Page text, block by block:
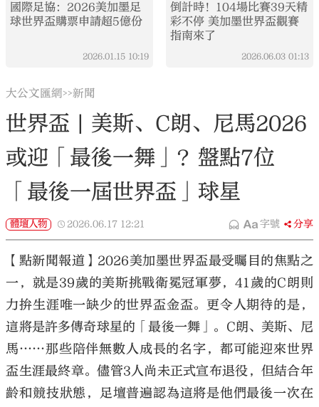
國際足協：2026美加墨足
球世界盃購票申請超5億份
2026.01.15 10:19
倒計時！104場比賽39天精
彩不停 美加墨世界盃觀賽
指南來了
2026.06.03 01:13
大公文匯網>>新聞
世界盃 | 美斯、C朗、尼馬2026
或迎「最後一舞」？盤點7位
「最後一屆世界盃」球星
體壇人物 2026.06.17 12:21 字號 分享
【點新聞報道】2026美加墨世界盃最受矚目的焦點之
一，就是39歲的美斯挑戰衛冕冠軍夢，41歲的C朗則
力拚生涯唯一缺少的世界盃金盃。更令人期待的是，
這將是許多傳奇球星的「最後一舞」。C朗、美斯、尼
馬……那些陪伴無數人成長的名字，都可能迎來世界
盃生涯最終章。儘管3人尚未正式宣布退役，但結合年
齡和競技狀態，足壇普遍認為這將是他們最後一次在